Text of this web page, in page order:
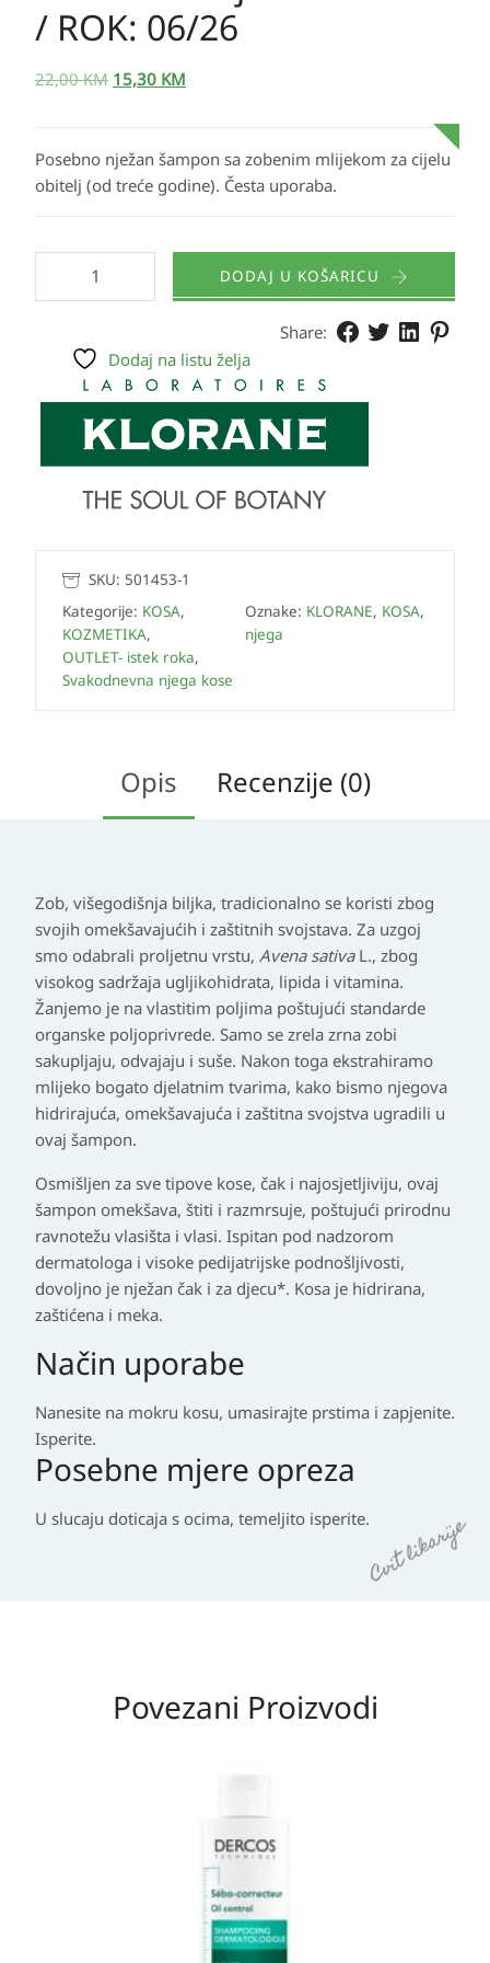
/ ROK: 06/26
22,00KM 15,30 KM
Posebno nježan šampon sa zobenim mlijekom za cijelu
obitelj (od treće godine). Česta uporaba.
DODAJ U KOŠARICU
Share:
Dodaj na listu želja
SKU: 501453-1
Kategorije: KOSA,
KOZMETIKA,
OUTLET- istek roka,
Svakodnevna njega kose
Oznake: KLORANE, KOSA,
njega
Opis Recenzije (0)
Zob, višegodišnja biljka, tradicionalno se koristi zbog
svojih omekšavajućih i zaštitnih svojstava. Za uzgoj
smo odabrali proljetnu vrstu, Avena sativaL., zbog
visokog sadržaja ugljikohidrata, lipida i vitamina.
Žanjemo je na vlastitim poljima poštujući standarde
organske poljoprivrede. Samo se zrela zrna zobi
sakupljaju, odvajaju i suše. Nakon toga ekstrahiramo
mlijeko bogato djelatnim tvarima, kako bismo njegova
hidrirajuća, omekšavajuća i zaštitna svojstva ugradili u
ovaj šampon.
Osmišljen za sve tipove kose, čak i najosjetljiviju, ovaj
šampon omekšava, štiti i razmrsuje, poštujući prirodnu
ravnotežu vlasišta i vlasi. Ispitan pod nadzorom
dermatologa i visoke pedijatrijske podnošljivosti,
dovoljno je nježan čak i za djecu*. Kosa je hidrirana,
zaštićena i meka.
Način uporabe
Nanesite na mokru kosu, umasirajte prstima i zapjenite.
Isperite.
Posebne mjere opreza
U slucaju doticaja s ocima, temeljito isperite.
Povezani Proizvodi